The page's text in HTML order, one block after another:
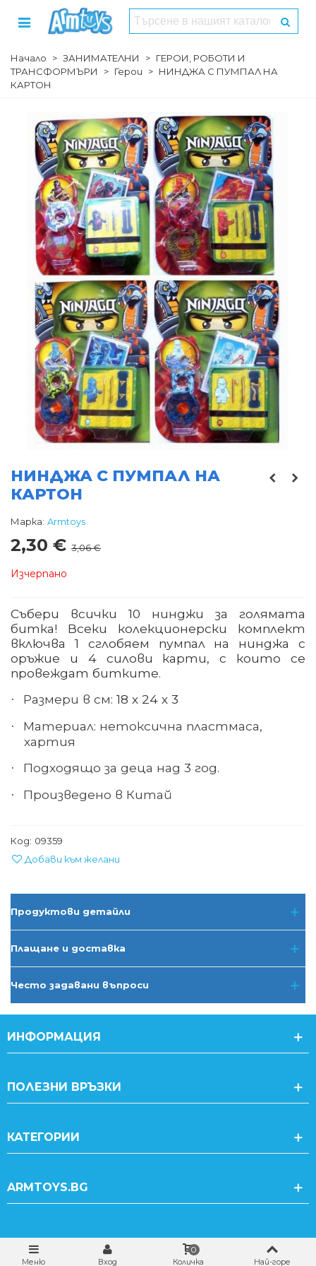
Начало > ЗАНИМАТЕЛНИ > ГЕРОИ, РОБОТИ И
ТРАНСФОРМЪРИ
> Герои > НИНДЖА С ПУМПАЛ НА
КАРТОН
НИНДЖА С ПУМПАЛ НА
КАРТОН
Марка: Armtoys
2,30 € 3,06 €
Изчерпано
Събери всички 10 нинджи за голямата
битка! Всеки колекционерски комплект
включва 1 сглобяем пумпал на нинджа с
оръжие и 4 силови карти, с които се
провеждат битките.
· Размери в см: 18 х 24 х 3
· Материал: нетоксична пластмаса,
хартия
· Подходящо за деца над 3 год.
· Произведено в Китай
Код: 09359
Добави към желани
Продуктови детайли
Плащане и доставка
Често задавани въпроси
ИНФОРМАЦИЯ
ПОЛЕЗНИ ВРЪЗКИ
КАТЕГОРИИ
ARMTOYS.BG
Меню Вход Количка
0
Най-горе